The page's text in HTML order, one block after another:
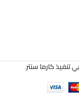
كارما سنتر.